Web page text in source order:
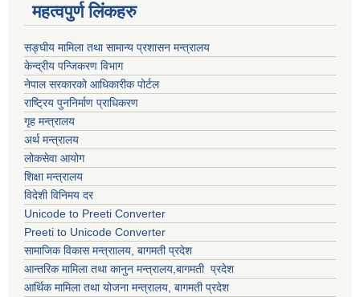
महत्वपुर्ण लिंकहरु
सङ्घीय मामिला तथा सामान्य प्रशासन मन्त्रालय
केन्द्रीय पन्जिकरण विभाग
नेपाल सरकारको आधिकारीक पोर्टल
राष्ट्रिय पुननिर्माण प्राधिकरण
गृह मन्त्रालय
अर्थ मन्त्रालय
लोकसेवा आयोग
शिक्षा मन्त्रालय
विदेशी विनिमय दर
Unicode to Preeti Converter
Preeti to Unicode Converter
सामाजिक विकास मन्त्राालय, बागमती प्रदेश
आन्तरिक मामिला तथा कानुन मन्त्रालय,बागमती प्रदेश
आर्थिक मामिला तथा योजना मन्त्रालय, बागमती प्रदेश